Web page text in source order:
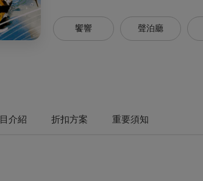
饗響 聲泊廳
介紹 折扣方案 重要須知